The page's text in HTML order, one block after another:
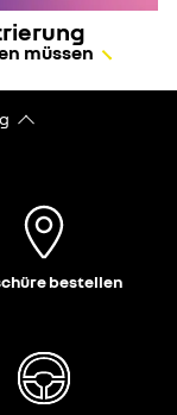
müssen
bestellen